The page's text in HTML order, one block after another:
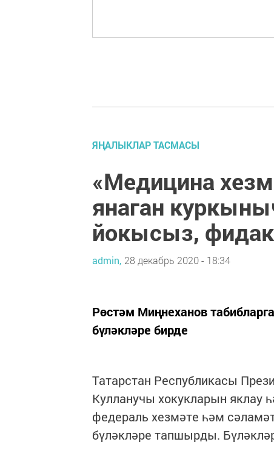
ЯҢАЛЫКЛАР ТАСМАСЫ
«Медицина
янаган
йокысыз,
admin, 28 декабрь 2020 - 18:34
Рөстәм Миңнеханов
бүләкләре бирде
Татарстан Республикасы
Кулланучы хокукларын яклау
федераль хезмәте һәм
бүләкләре тапшырды.